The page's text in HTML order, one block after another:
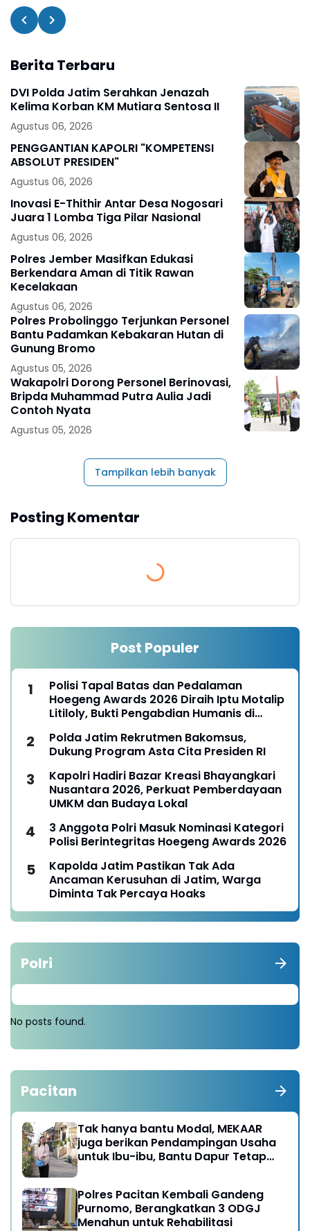
Berita Terbaru
DVI Polda Jatim Serahkan Jenazah
Kelima Korban KM Mutiara Sentosa II
Agustus 06, 2026
PENGGANTIAN KAPOLRI "KOMPETENSI
ABSOLUT PRESIDEN"
Agustus 06, 2026
Inovasi E-Thithir Antar Desa Nogosari
Juara 1 Lomba Tiga Pilar Nasional
Agustus 06, 2026
Polres Jember Masifkan Edukasi
Berkendara Aman di Titik Rawan
Kecelakaan
Agustus 06, 2026
Polres Probolinggo Terjunkan Personel
Bantu Padamkan Kebakaran Hutan di
Gunung Bromo
Agustus 05, 2026
Wakapolri Dorong Personel Berinovasi,
Bripda Muhammad Putra Aulia Jadi
Contoh Nyata
Agustus 05, 2026
Tampilkan lebih banyak
Posting Komentar
Post Populer
Polisi Tapal Batas dan Pedalaman
Hoegeng Awards 2026 Diraih Iptu Motalip
Litiloly, Bukti Pengabdian Humanis di
Polda Jatim Rekrutmen Bakomsus,
Dukung Program Asta Cita Presiden RI
Kapolri Hadiri Bazar Kreasi Bhayangkari
Nusantara 2026, Perkuat Pemberdayaan
UMKM dan Budaya Lokal
3 Anggota Polri Masuk Nominasi Kategori
Polisi Berintegritas Hoegeng Awards 2026
Kapolda Jatim Pastikan Tak Ada
Ancaman Kerusuhan di Jatim, Warga
Diminta Tak Percaya Hoaks
Polri
No posts found.
Pacitan
Tak hanya bantu Modal, MEKAAR
juga berikan Pendampingan Usaha
untuk Ibu-ibu, Bantu Dapur Tetap
Polres Pacitan Kembali Gandeng
Purnomo, Berangkatkan 3 ODGJ
Menahun untuk Rehabilitasi